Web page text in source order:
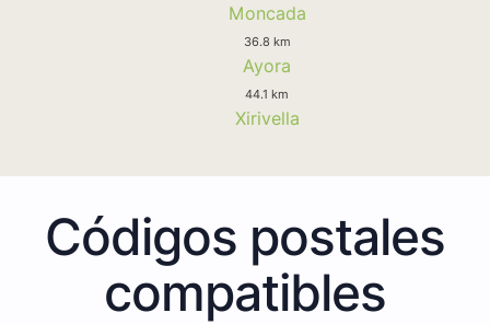
Moncada
36.8 km
Ayora
44.1 km
Xirivella
Códigos postales
compatibles